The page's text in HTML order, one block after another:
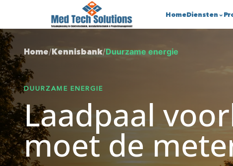
HomeDiensten⌄
Home/Kennisbank/Duurzame energie
DUURZAME ENERGIE
Laadpaal
moet de